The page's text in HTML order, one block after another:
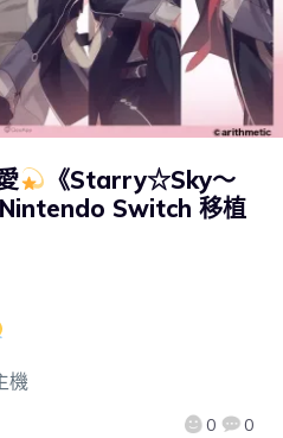
《Starry☆Sky～
Switch 移植
0 0
機